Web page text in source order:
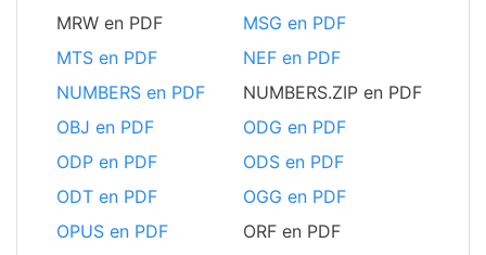
MRW en PDF
MSG en PDF
MTS en PDF
NEF en PDF
NUMBERS en PDF
NUMBERS.ZIP en PDF
OBJ en PDF
ODG en PDF
ODP en PDF
ODS en PDF
ODT en PDF
OGG en PDF
OPUS en PDF
ORF en PDF